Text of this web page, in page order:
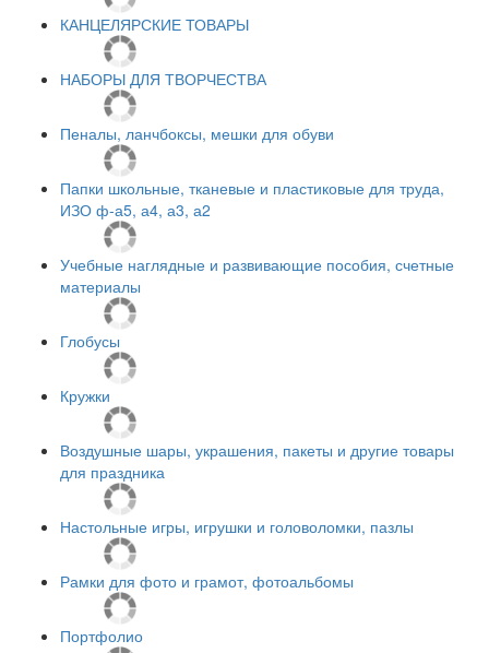
КАНЦЕЛЯРСКИЕ ТОВАРЫ
НАБОРЫ ДЛЯ ТВОРЧЕСТВА
Пеналы, ланчбоксы, мешки для обуви
Папки школьные, тканевые и пластиковые для труда,
ИЗО ф-а5, а4, а3, а2
Учебные наглядные и развивающие пособия, счетные
материалы
Глобусы
Кружки
Воздушные шары, украшения, пакеты и другие товары
для праздника
Настольные игры, игрушки и головоломки, пазлы
Рамки для фото и грамот, фотоальбомы
Портфолио